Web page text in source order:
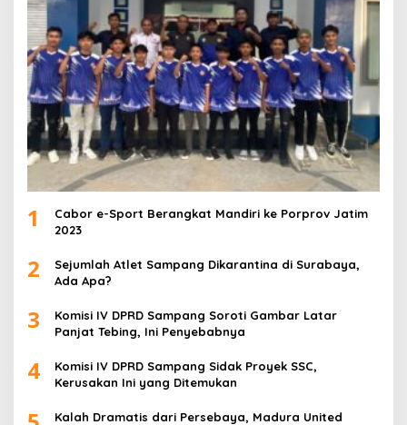
1
Cabor e-Sport Berangkat Mandiri ke Porprov Jatim
2023
2
Sejumlah Atlet Sampang Dikarantina di Surabaya,
Ada Apa?
3
Komisi IV DPRD Sampang Soroti Gambar Latar
Panjat Tebing, Ini Penyebabnya
4
Komisi IV DPRD Sampang Sidak Proyek SSC,
Kerusakan Ini yang Ditemukan
Kalah Dramatis dari Persebaya, Madura United